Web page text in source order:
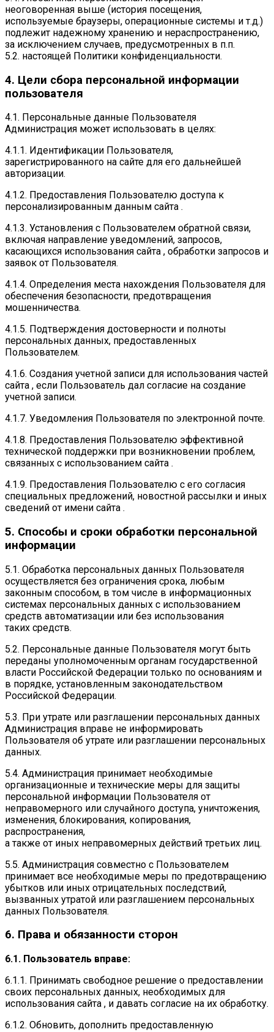
неоговоренная выше (история посещения,
используемые браузеры, операционные системы и т.д.)
подлежит надежному хранению и нераспространению,
за исключением случаев, предусмотренных в п.п.
5.2. настоящей Политики конфиденциальности.
4. Цели сбора персональной информации
пользователя
4.1. Персональные данные Пользователя
Администрация может использовать в целях:
4.1.1. Идентификации Пользователя,
зарегистрированного на сайте для его дальнейшей
авторизации.
4.1.2. Предоставления Пользователю доступа к
персонализированным данным сайта .
4.1.3. Установления с Пользователем обратной связи,
включая направление уведомлений, запросов,
касающихся использования сайта , обработки запросов и
заявок от Пользователя.
4.1.4. Определения места нахождения Пользователя для
обеспечения безопасности, предотвращения
мошенничества.
4.1.5. Подтверждения достоверности и полноты
персональных данных, предоставленных
Пользователем.
4.1.6. Создания учетной записи для использования частей
сайта , если Пользователь дал согласие на создание
учетной записи.
4.1.7. Уведомления Пользователя по электронной почте.
4.1.8. Предоставления Пользователю эффективной
технической поддержки при возникновении проблем,
связанных с использованием сайта .
4.1.9. Предоставления Пользователю с его согласия
специальных предложений, новостной рассылки и иных
сведений от имени сайта .
5. Способы и сроки обработки персональной
информации
5.1. Обработка персональных данных Пользователя
осуществляется без ограничения срока, любым
законным способом, в том числе в информационных
системах персональных данных с использованием
средств автоматизации или без использования
таких средств.
5.2. Персональные данные Пользователя могут быть
переданы уполномоченным органам государственной
власти Российской Федерации только по основаниям и
в порядке, установленным законодательством
Российской Федерации.
5.3. При утрате или разглашении персональных данных
Администрация вправе не информировать
Пользователя об утрате или разглашении персональных
данных.
5.4. Администрация принимает необходимые
организационные и технические меры для защиты
персональной информации Пользователя от
неправомерного или случайного доступа, уничтожения,
изменения, блокирования, копирования,
распространения,
а также от иных неправомерных действий третьих лиц.
5.5. Администрация совместно с Пользователем
принимает все необходимые меры по предотвращению
убытков или иных отрицательных последствий,
вызванных утратой или разглашением персональных
данных Пользователя.
6. Права и обязанности сторон
6.1. Пользователь вправе:
6.1.1. Принимать свободное решение о предоставлении
своих персональных данных, необходимых для
использования сайта , и давать согласие на их обработку.
6.1.2. Обновить, дополнить предоставленную